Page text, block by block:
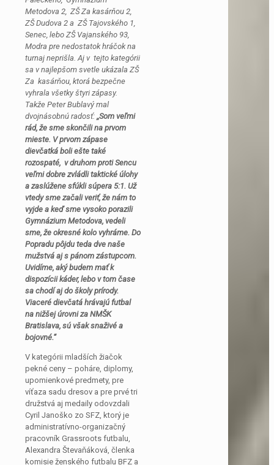
Metodova 2, ZŠ Za kasárňou 2,
ZŠ Dudova 2 a ZŠ Tajovského 1,
Senec, lebo ZŠ Vajanského 93,
Modra pre nedostatok hráčok na
turnaj neprišla. Aj v tejto kategórii
sa v najlepšom svetle ukázala ZŠ
Za kasárňou, ktorá bezpečne
vyhrala všetky štyri zápasy.
Takže Peter Bublavý mal
dvojnásobnú radosť: ,,Som veľmi
rád, že sme skončili na prvom
mieste. V prvom zápase
dievčatká boli ešte také
rozospaté, v druhom proti Sencu
veľmi dobre zvládli taktické úlohy
a zaslúžene sfúkli súpera 5:1. Už
vtedy sme začali veriť, že nám to
vyjde a keď sme vysoko porazili
Gymnázium Metodova, vedeli
sme, že okresné kolo vyhráme. Do
Popradu pôjdu teda dve naše
mužstvá aj s pánom zástupcom.
Uvidíme, aký budem mať k
dispozícii káder, lebo v tom čase
sa chodí aj do školy prírody.
Viaceré dievčatá hrávajú futbal
na nižšej úrovni za NMŠK
Bratislava, sú však snaživé a
bojovné.“
V kategórii mladších žiačok
pekné ceny – poháre, diplomy,
upomienkové predmety, pre
víťaza sadu dresov a pre prvé tri
družstvá aj medaily odovzdali
Cyril Janoško zo SFZ, ktorý je
administratívno-organizačný
pracovník Grassroots futbalu,
Alexandra Števaňáková, členka
komisie ženského futbalu BFZ a